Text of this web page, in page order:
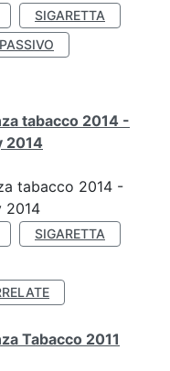
SIGARETTA
tabacco 2014 -
2014
tabacco 2014 -
2014
SIGARETTA
Tabacco 2011